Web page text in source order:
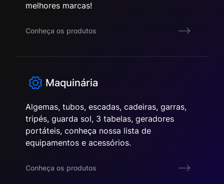
melhores marcas!
Conheça os produtos
Maquinária
Algemas, tubos, escadas, cadeiras, garras,
tripés, guarda sol, 3 tabelas, geradores
portáteis, conheça nossa lista de
equipamentos e acessórios.
Conheça os produtos